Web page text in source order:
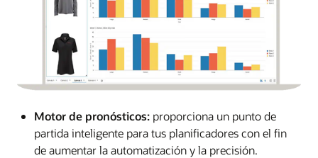
Motor de pronósticos: proporciona un punto de
partida inteligente para tus planificadores con el fin
de aumentar la automatización y la precisión.